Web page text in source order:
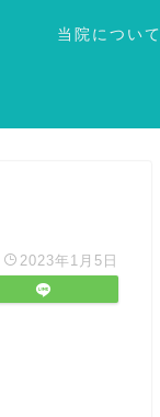
当院について
2023年1月5日